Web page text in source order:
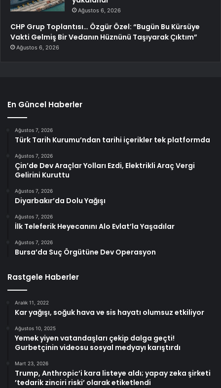
Ağustos 6, 2026
CHP Grup Toplantısı… Özgür Özel: “Bugün Bu Kürsüye
Vakti Gelmiş Bir Vedanın Hüznünü Taşıyarak Çıktım”
Ağustos 6, 2026
En Güncel Haberler
Ağustos 7, 2026
Türk Tarih Kurumu’ndan tarihi içerikler tek platformda
Ağustos 7, 2026
Çin’de Dev Araçlar Yolları Ezdi, Elektrikli Araç Vergi
Gelirini Kuruttu
Ağustos 7, 2026
Diyarbakır’da Dolu Yağışı
Ağustos 7, 2026
İlk Teleferik Heyecanını Alo Evlat’la Yaşadılar
Ağustos 7, 2026
Bursa’da Suç Örgütüne Dev Operasyon
Rastgele Haberler
Aralık 11, 2022
Kar yağışı, soğuk hava ve sis hayatı olumsuz etkiliyor
Ağustos 10, 2025
Yemek yiyen vatandaşları çekip dalga geçti!
Gurbetçinin videosu sosyal medyayı karıştırdı
Mart 23, 2026
Trump, Anthropic’i kara listeye aldı; yapay zeka şirketi
’tedarik zinciri riski’ olarak etiketlendi